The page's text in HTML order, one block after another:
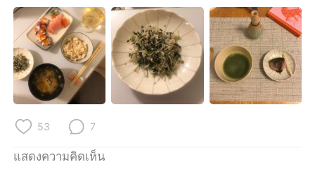
العربية Français
Deutsch 日本語
한국어 Русский
Indonesia
Türkçe
53 7
แสดงความคิดเห็น